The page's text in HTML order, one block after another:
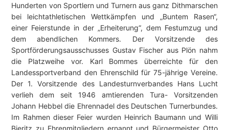
Hunderten von Sportlern und Turnern aus ganz Dithmarschen
bei leichtathletischen Wettkämpfen und „Buntem Rasen“,
einer Feierstunde in der „Erheiterung“, dem Festumzug und
dem abendlichen Kommers. Der Vorsitzende des
Sportförderungsausschusses Gustav Fischer aus Plön nahm
die Platzweihe vor. Karl Bommes überreichte für den
Landessportverband den Ehrenschild für 75-jährige Vereine.
Der 1. Vorsitzende des Landesturnverbandes Hans Lucht
verlieh dem seit 1946 amtierenden Tura- Vorsitzenden
Johann Hebbel die Ehrennadel des Deutschen Turnerbundes.
Im Rahmen dieser Feier wurden Heinrich Baumann und Willi
Bieritz zu Ehrenmitgliedern ernannt und Bürgermeister Otto